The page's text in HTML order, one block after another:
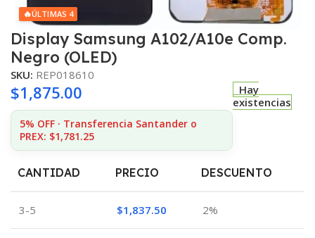
🔥ÚLTIMAS 4
Display Samsung A102/A10e Comp.
Negro (OLED)
SKU: REP018610
$1,875.00
5% OFF · Transferencia Santander o
PREX: $1,781.25
Hay
existencias
CANTIDAD PRECIO DESCUENTO
3-5 $1,837.50 2%